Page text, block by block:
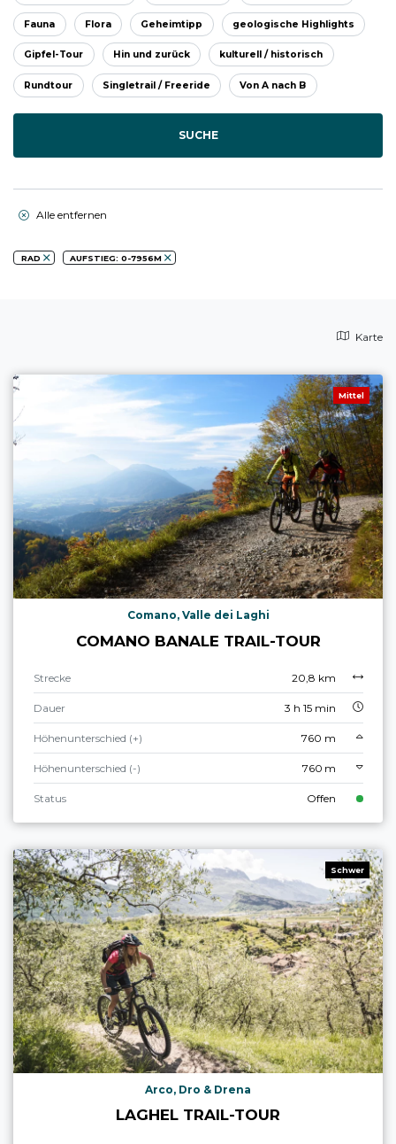
Fauna Flora Geheimtipp geologische Highlights
Gipfel-Tour Hin und zurück kulturell / historisch
Rundtour Singletrail / Freeride Von A nach B
SUCHE
Alle entfernen
RAD AUFSTIEG: 0-7956M
Karte
Mittel
Comano, Valle dei Laghi
COMANO BANALE TRAIL-TOUR
Strecke 20,8 km
Dauer 3 h 15 min
Höhenunterschied (+) 760 m
Höhenunterschied (-) 760 m
Status Offen
Schwer
Arco, Dro & Drena
LAGHEL TRAIL-TOUR